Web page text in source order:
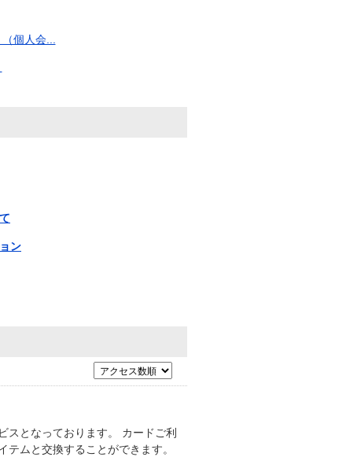
個人会...
ン
スとなっております。 カードご利
ムと交換することができます。